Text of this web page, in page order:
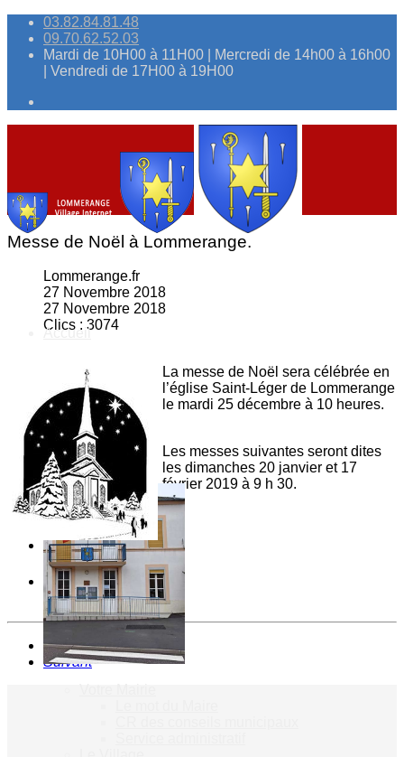
03.82.84.81.48
09.70.62.52.03
Mardi de 10H00 à 11H00 | Mercredi de 14h00 à 16h00
| Vendredi de 17H00 à 19H00
Accueil
Vie Municipale
Messe de Noël à Lommerange.
Lommerange.fr
27 Novembre 2018
27 Novembre 2018
Clics : 3074
La messe de Noël sera célébrée en
l’église Saint-Léger de Lommerange
le mardi 25 décembre à 10 heures.
Les messes suivantes seront dites
les dimanches 20 janvier et 17
février 2019 à 9 h 30.
Précédent
Suivant